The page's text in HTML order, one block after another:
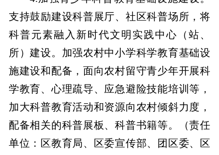
支持鼓励建设科普展厅、社区科普场所，将
科普元素融入新时代文明实践中心（站、
所）建设。加强农村中小学科学教育基础设
施建设和配备，面向农村留守青少年开展科
学教育、心理疏导、应急避险技能培训等，
加大科普教育活动和资源向农村倾斜力度，
配备相关的科普展板、科普书籍等。
（责任
单位：区教育局、区委宣传部、团区委、区